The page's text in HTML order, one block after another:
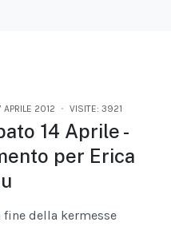
APRILE 2012 VISITE: 3921
14 Aprile -
per Erica
della kermesse